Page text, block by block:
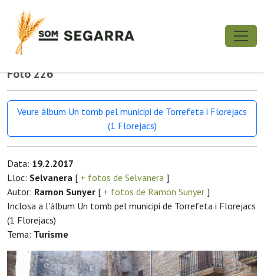
Foto 226
Veure àlbum Un tomb pel municipi de Torrefeta i Florejacs
(1 Florejacs)
Data: 19.2.2017
Lloc: Selvanera [ + fotos de Selvanera ]
Autor: Ramon Sunyer [ + fotos de Ramon Sunyer ]
Inclosa a l'àlbum Un tomb pel municipi de Torrefeta i Florejacs
(1 Florejacs)
Tema: Turisme